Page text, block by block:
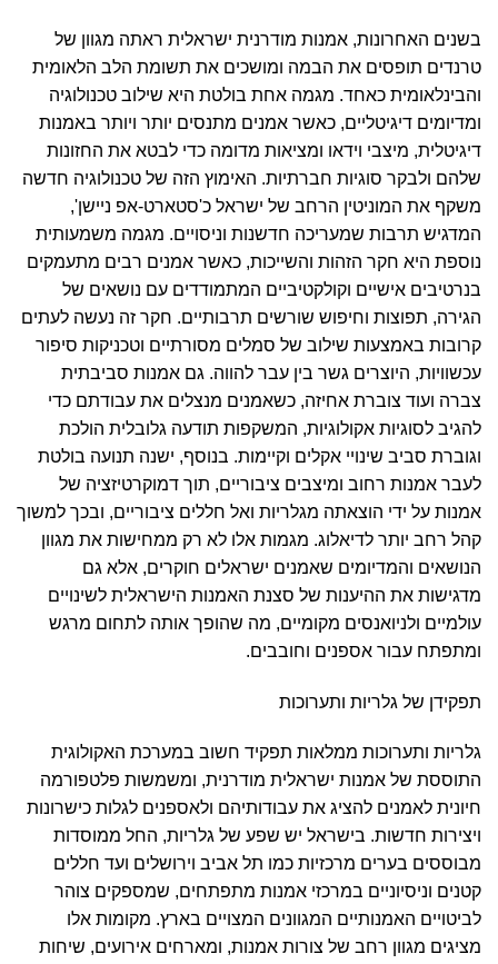
בשנים האחרונות, אמנות מודרנית ישראלית ראתה מגוון של
טרנדים תופסים את הבמה ומושכים את תשומת הלב הלאומית
והבינלאומית כאחד. מגמה אחת בולטת היא שילוב טכנולוגיה
ומדיומים דיגיטליים, כאשר אמנים מתנסים יותר ויותר באמנות
דיגיטלית, מיצבי וידאו ומציאות מדומה כדי לבטא את החזונות
שלהם ולבקר סוגיות חברתיות. האימוץ הזה של טכנולוגיה חדשה
משקף את המוניטין הרחב של ישראל כ'סטארט-אפ ניישן',
המדגיש תרבות שמעריכה חדשנות וניסויים. מגמה משמעותית
נוספת היא חקר הזהות והשייכות, כאשר אמנים רבים מתעמקים
בנרטיבים אישיים וקולקטיביים המתמודדים עם נושאים של
הגירה, תפוצות וחיפוש שורשים תרבותיים. חקר זה נעשה לעתים
קרובות באמצעות שילוב של סמלים מסורתיים וטכניקות סיפור
עכשוויות, היוצרים גשר בין עבר להווה. גם אמנות סביבתית
צברה ועוד צוברת אחיזה, כשאמנים מנצלים את עבודתם כדי
להגיב לסוגיות אקולוגיות, המשקפות תודעה גלובלית הולכת
וגוברת סביב שינויי אקלים וקיימות. בנוסף, ישנה תנועה בולטת
לעבר אמנות רחוב ומיצבים ציבוריים, תוך דמוקרטיזציה של
אמנות על ידי הוצאתה מגלריות ואל חללים ציבוריים, ובכך למשוך
קהל רחב יותר לדיאלוג. מגמות אלו לא רק ממחישות את מגוון
הנושאים והמדיומים שאמנים ישראלים חוקרים, אלא גם
מדגישות את ההיענות של סצנת האמנות הישראלית לשינויים
עולמיים ולניואנסים מקומיים, מה שהופך אותה לתחום מרגש
ומתפתח עבור אספנים וחובבים.
תפקידן של גלריות ותערוכות
גלריות ותערוכות ממלאות תפקיד חשוב במערכת האקולוגית
התוססת של אמנות ישראלית מודרנית, ומשמשות פלטפורמה
חיונית לאמנים להציג את עבודותיהם ולאספנים לגלות כישרונות
ויצירות חדשות. בישראל יש שפע של גלריות, החל ממוסדות
מבוססים בערים מרכזיות כמו תל אביב וירושלים ועד חללים
קטנים וניסיוניים במרכזי אמנות מתפתחים, שמספקים צוהר
לביטויים האמנותיים המגוונים המצויים בארץ. מקומות אלו
מציגים מגוון רחב של צורות אמנות, ומארחים אירועים, שיחות